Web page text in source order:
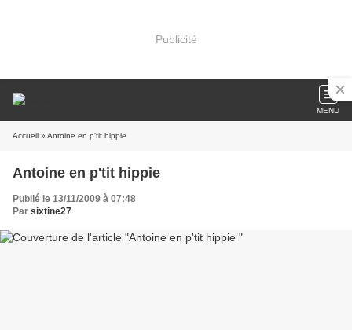
Publicité
MENU
Accueil » Antoine en p'tit hippie
Antoine en p'tit hippie
Publié le 13/11/2009 à 07:48
Par sixtine27